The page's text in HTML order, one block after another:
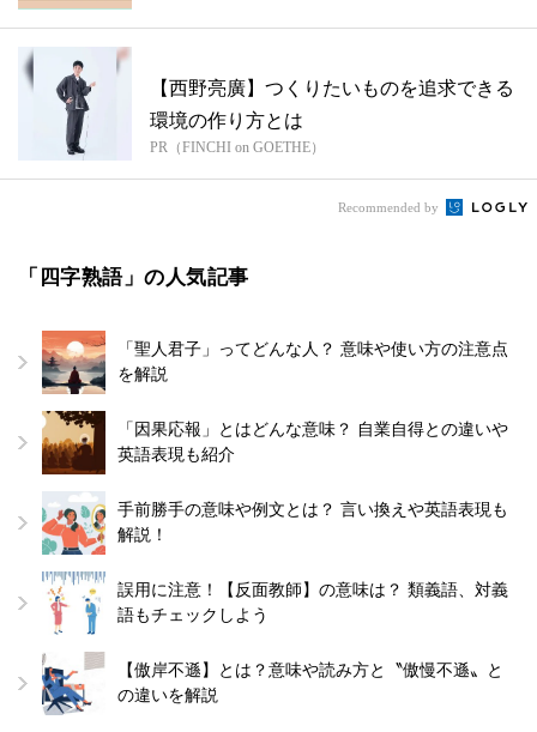
【西野亮廣】つくりたいものを追求できる
環境の作り方とは
PR（FINCHI on GOETHE）
Recommended by
「四字熟語」の人気記事
「聖人君子」ってどんな人？ 意味や使い方の注意点
を解説
「因果応報」とはどんな意味？ 自業自得との違いや
英語表現も紹介
手前勝手の意味や例文とは？ 言い換えや英語表現も
解説！
誤用に注意！【反面教師】の意味は？ 類義語、対義
語もチェックしよう
【傲岸不遜】とは？意味や読み方と〝傲慢不遜〟と
の違いを解説